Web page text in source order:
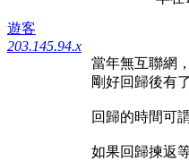
遊客
203.145.94.x
當年無互聯網
剛好回歸後有
回歸的時間可
如果回歸揀返